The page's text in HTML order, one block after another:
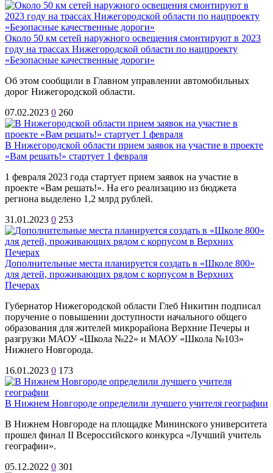
Около 50 км сетей наружного освещения смонтируют в 2023
году на трассах Нижегородской области по нацпроекту
«Безопасные качественные дороги»
Об этом сообщили в Главном управлении автомобильных
дорог Нижегородской области.
07.02.2023 0 260
В Нижегородской области прием заявок на участие в проекте
«Вам решать!» стартует 1 февраля
1 февраля 2023 года стартует прием заявок на участие в
проекте «Вам решать!». На его реализацию из бюджета
региона выделено 1,2 млрд рублей.
31.01.2023 0 253
Дополнительные места планируется создать в «Школе 800»
для детей, проживающих рядом с корпусом в Верхних
Печерах
Губернатор Нижегородской области Глеб Никитин подписал
поручение о повышении доступности начального общего
образования для жителей микрорайона Верхние Печеры и
разгрузки МАОУ «Школа №22» и МАОУ «Школа №103»
Нижнего Новгорода.
16.01.2023 0 173
В Нижнем Новгороде определили лучшего учителя географии
В Нижнем Новгороде на площадке Мининского университета
прошел финал II Всероссийского конкурса «Лучший учитель
географии».
05.12.2022 0 301